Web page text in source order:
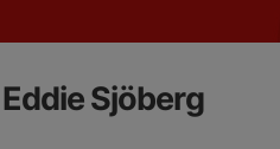
Eddie Sjöberg